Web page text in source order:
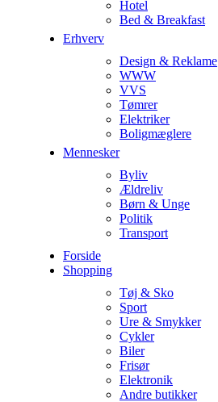
Hotel
Bed & Breakfast
Erhverv
Design & Reklame
WWW
VVS
Tømrer
Elektriker
Boligmæglere
Mennesker
Byliv
Ældreliv
Børn & Unge
Politik
Transport
Forside
Shopping
Tøj & Sko
Sport
Ure & Smykker
Cykler
Biler
Frisør
Elektronik
Andre butikker